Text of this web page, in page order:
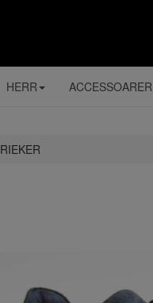
HERR ACCESSOARER
RIEKER